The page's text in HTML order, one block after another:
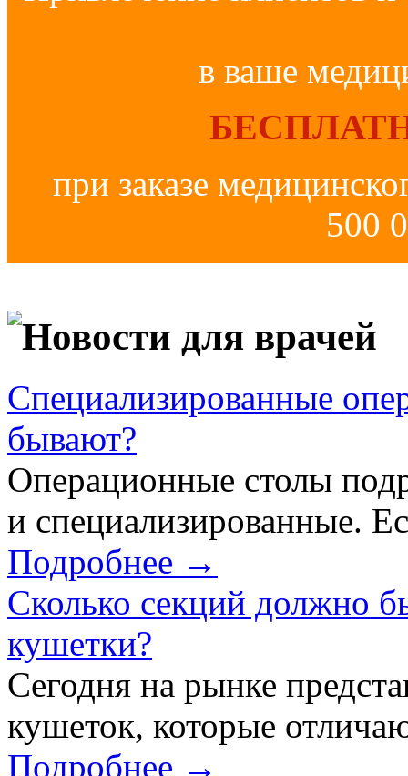
в ваше
при заказе
500
Новости для врачей
Специализированные
бывают?
Операционные столы
и специализированные.
Подробнее →
Сколько секций должно
кушетки?
Сегодня на рынке
кушеток, которые
Подробнее →